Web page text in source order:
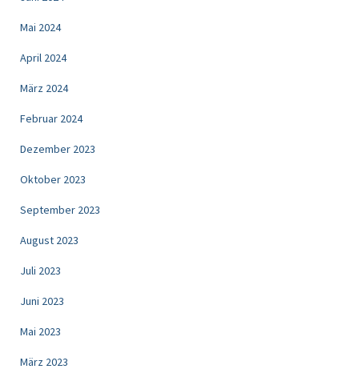
Mai 2024
April 2024
März 2024
Februar 2024
Dezember 2023
Oktober 2023
September 2023
August 2023
Juli 2023
Juni 2023
Mai 2023
März 2023